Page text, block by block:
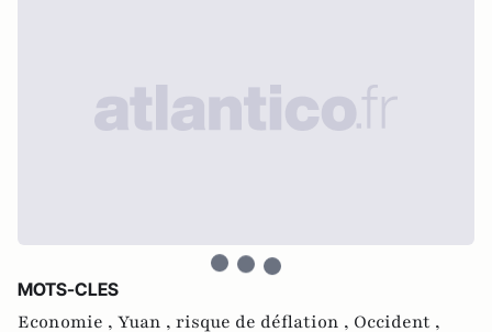
MOTS-CLES
Economie , Yuan , risque de déflation , Occident ,